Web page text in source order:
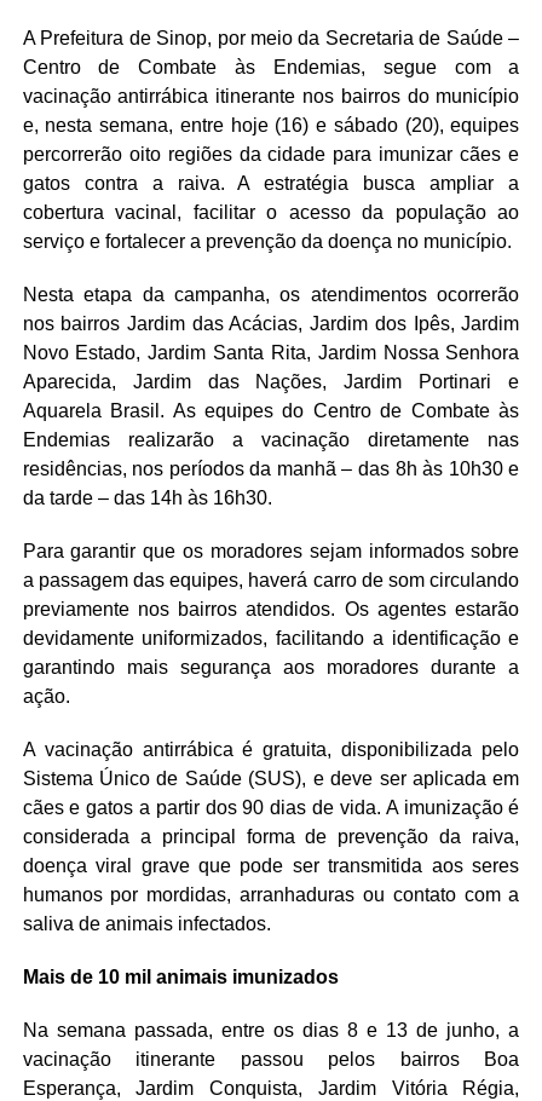
A Prefeitura de Sinop, por meio da Secretaria de Saúde –
Centro de Combate às Endemias, segue com a
vacinação antirrábica itinerante nos bairros do município
e, nesta semana, entre hoje (16) e sábado (20), equipes
percorrerão oito regiões da cidade para imunizar cães e
gatos contra a raiva. A estratégia busca ampliar a
cobertura vacinal, facilitar o acesso da população ao
serviço e fortalecer a prevenção da doença no município.
Nesta etapa da campanha, os atendimentos ocorrerão
nos bairros Jardim das Acácias, Jardim dos Ipês, Jardim
Novo Estado, Jardim Santa Rita, Jardim Nossa Senhora
Aparecida, Jardim das Nações, Jardim Portinari e
Aquarela Brasil. As equipes do Centro de Combate às
Endemias realizarão a vacinação diretamente nas
residências, nos períodos da manhã – das 8h às 10h30 e
da tarde – das 14h às 16h30.
Para garantir que os moradores sejam informados sobre
a passagem das equipes, haverá carro de som circulando
previamente nos bairros atendidos. Os agentes estarão
devidamente uniformizados, facilitando a identificação e
garantindo mais segurança aos moradores durante a
ação.
A vacinação antirrábica é gratuita, disponibilizada pelo
Sistema Único de Saúde (SUS), e deve ser aplicada em
cães e gatos a partir dos 90 dias de vida. A imunização é
considerada a principal forma de prevenção da raiva,
doença viral grave que pode ser transmitida aos seres
humanos por mordidas, arranhaduras ou contato com a
saliva de animais infectados.
Mais de 10 mil animais imunizados
Na semana passada, entre os dias 8 e 13 de junho, a
vacinação itinerante passou pelos bairros Boa
Esperança, Jardim Conquista, Jardim Vitória Régia,